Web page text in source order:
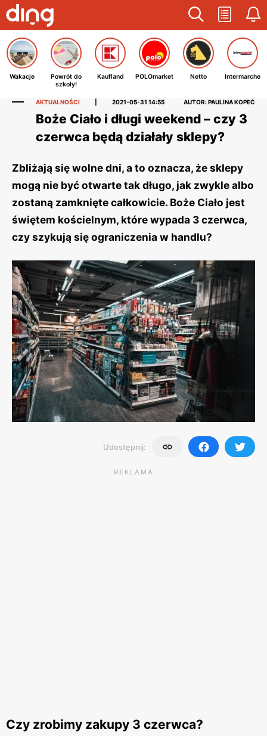
Wakacje
Powrót do
szkoły!
Kaufland POLOmarket Netto Intermarche
AKTUALNOŚCI 2021-05-31 14:55 AUTOR: PAULINA KOPEĆ
Boże Ciało i długi weekend – czy 3
czerwca będą działały sklepy?
Zbliżają się wolne dni, a to oznacza, że sklepy
mogą nie być otwarte tak długo, jak zwykle albo
zostaną zamknięte całkowicie. Boże Ciało jest
świętem kościelnym, które wypada 3 czerwca,
czy szykują się ograniczenia w handlu?
Udostępnij:
REKLAMA
Czy zrobimy zakupy 3 czerwca?